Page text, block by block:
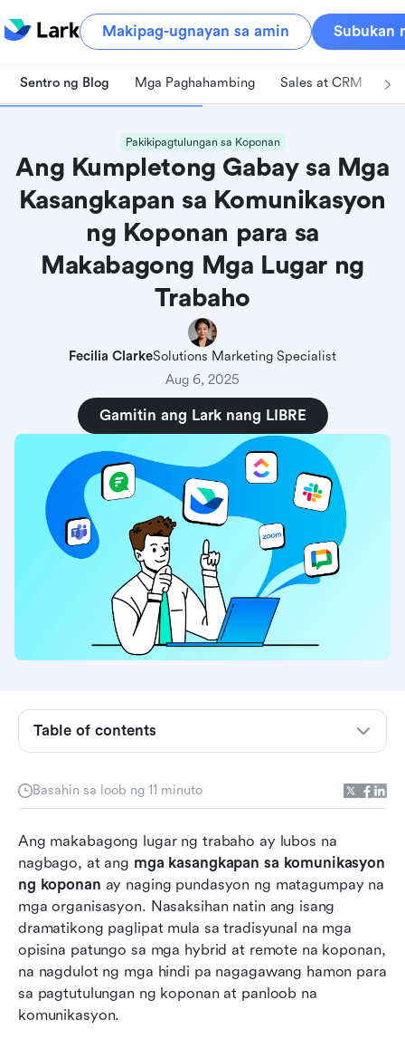
Makipag-ugnayan sa amin Subukan
Sentro ng Blog Mga Paghahambing Sales at CRM
Pakikipagtulungan sa Koponan
Ang Kumpletong Gabay sa Mga
Kasangkapan sa Komunikasyon
ng Koponan para sa
Makabagong Mga Lugar ng
Trabaho
Fecilia ClarkeSolutions Marketing Specialist
Aug 6, 2025
Gamitin ang Lark nang LIBRE
Basahin sa loob ng 11 minuto
Ang makabagong lugar ng trabaho ay lubos na
nagbago, at ang mga kasangkapan sa komunikasyon
ng koponan ay naging pundasyon ng matagumpay na
mga organisasyon. Nasaksihan natin ang isang
dramatikong paglipat mula sa tradisyunal na mga
opisina patungo sa mga hybrid at remote na koponan,
na nagdulot ng mga hindi pa nagagawang hamon para
sa pagtutulungan ng koponan at panloob na
komunikasyon.
Table of contents
Bakit hindi kayang tiisin ng mga modernong
Mga kailangang-kailangan na tampok sa mga
koponan
ng koponan sa isang sulyap
Paghahambing ng mga nangungunang
kasangkapan sa komunikasyon ng koponan
Paraan ng pagpili ng perpektong mga app para
sa komunikasyon ng koponan ayon sa iyong
mga pangangailangan
Pagtagumpayan ang mga karaniwang hamon sa